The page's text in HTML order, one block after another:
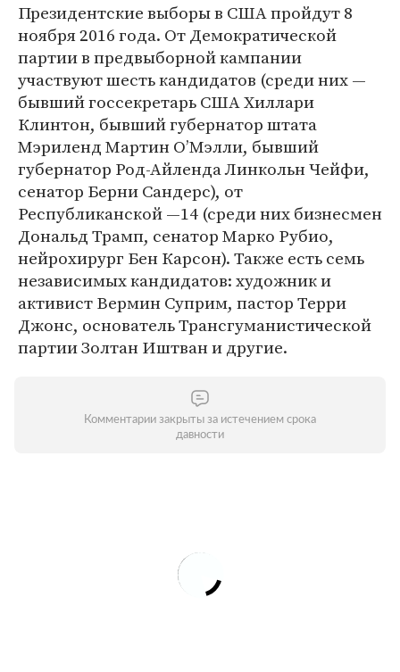
Президентские выборы в США пройдут 8
ноября 2016 года. От Демократической
партии в предвыборной кампании
участвуют шесть кандидатов (среди них —
бывший госсекретарь США Хиллари
Клинтон, бывший губернатор штата
Мэриленд Мартин О’Мэлли, бывший
губернатор Род-Айленда Линкольн Чейфи,
сенатор Берни Сандерс), от
Республиканской —14 (среди них бизнесмен
Дональд Трамп, сенатор Марко Рубио,
нейрохирург Бен Карсон). Также есть семь
независимых кандидатов: художник и
активист Вермин Суприм, пастор Терри
Джонс, основатель Трансгуманистической
партии Золтан Иштван и другие.
Комментарии закрыты за истечением срока
давности